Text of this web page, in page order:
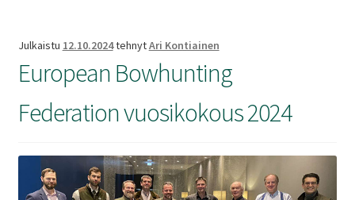
Julkaistu 12.10.2024tehnytAri Kontiainen
European Bowhunting
Federation vuosikokous 2024